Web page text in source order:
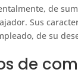
de
Sus
de su
de